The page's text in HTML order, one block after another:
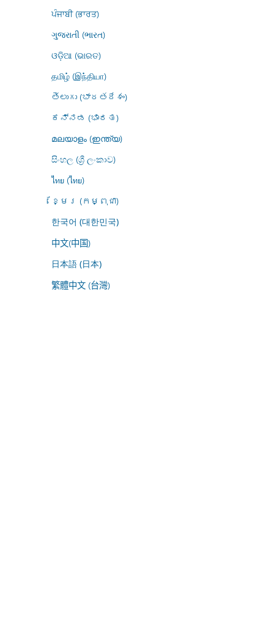
ਪੰਜਾਬੀ (ਭਾਰਤ)
ગુજરાતી (ભારત)
ଓଡ଼ିଆ (ଭାରତ)
தமிழ் (இந்தியா)
తెలుగు (భారతదేశం)
ಕನ್ನಡ (ಭಾರತ)
മലയാളം (ഇന്ത്യ)
සිංහල (ශ්‍රී ලංකාව)
ไทย (ไทย)
ខ្មែរ (កម្ពុជា)
한국어 (대한민국)
中文(中国)
日本語 (日本)
繁體中文 (台灣)